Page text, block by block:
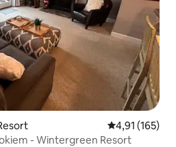
Średnia
4,91 (165)
- Wintergreen Resort